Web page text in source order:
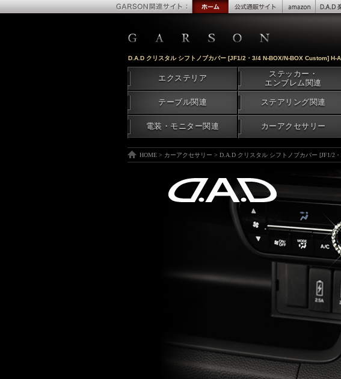
エクステリア
ステッカー・
エンブレム関連
テーブル関連 ステアリング関連
電装・モニター関連 カーアクセサリー
D.A.D クリスタル シフトノブカバー [JF1/2・3/4 N-BOX/N-BOX Custom] H-A
HOME > カーアクセサリー > D.A.D クリスタル シフトノブカバー [JF1/2